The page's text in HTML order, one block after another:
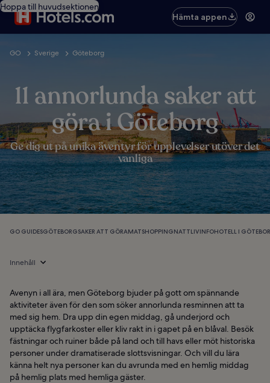
Hoppa till huvudsektionen
Hämta appen
GO Sverige Göteborg
11 annorlunda saker att
göra i Göteborg
Ge dig ut på unika äventyr för upplevelser utöver det
vanliga
GO GUIDESGÖTEBORGSAKER ATT GÖRAMATSHOPPINGNATTLIVINFOHOTELL I
Innehåll
Avenyn i all ära, men Göteborg bjuder på gott om spännande
aktiviteter även för den som söker annorlunda resminnen att ta
med sig hem. Dra upp din egen middag, gå underjord och
upptäcka flygfarkoster eller kliv rakt in i gapet på en blåval. Besök
fästningar och ruiner både på land och till havs eller möt historiska
personer under dramatiserade slottsvisningar. Och vill du lära
känna helt nya personer kan du avrunda med en hemlig middag
på hemlig plats med hemliga gäster.